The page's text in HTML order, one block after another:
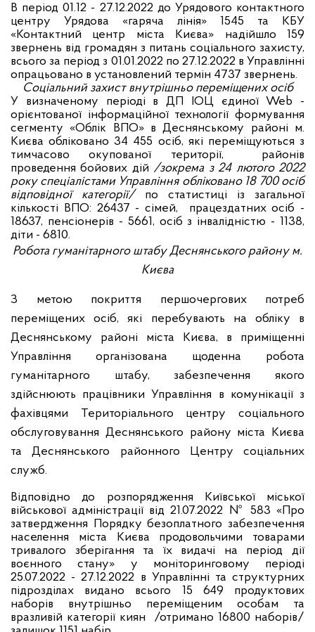
В період 01.12 - 27.12.2022 до Урядового контактного
центру Урядова «гаряча лінія» 1545 та КБУ
«Контактний центр міста Києва» надійшло 159
звернень від громадян з питань соціального захисту,
всього за період з 01.01.2022 по 27.12.2022 в Управлінні
опрацьовано в установлений термін 4737 звернень.
Соціальний захист внутрішньо переміщених осіб
У визначеному періоді в ДП ІОЦ єдиноїWeb -
орієнтованої інформаційної технології формування
сегменту «Облік ВПО» в Деснянському районі м.
Києва обліковано 34 455 осіб, які переміщуються з
тимчасово окупованої території, районів
проведення бойових дій /зокрема з 24 лютого 2022
року спеціалістами Управління обліковано 18 700 осіб
відповідної категорії/ по статистиці із загальної
кількості ВПО: 26437 - сімей, працездатних осіб -
18637, пенсіонерів - 5661, осіб з інвалідністю - 1138,
діти - 6810.
Робота гуманітарного штабу Деснянського району м.
Києва
З метою покриття першочергових потреб
переміщених осіб, які перебувають на обліку в
Деснянському районі міста Києва, в приміщенні
Управління організована щоденна робота
гуманітарного штабу, забезпечення якого
здійснюють працівники Управління в комунікації з
фахівцями Територіального центру соціального
обслуговування Деснянського району міста Києва
та Деснянського районного Центру соціальних
служб.
Відповідно до розпорядження Київської міської
військової адміністрації від 21.07.2022 № 583 «Про
затвердження Порядку безоплатного забезпечення
населення міста Києва продовольчими товарами
тривалого зберігання та їх видачі на період дії
воєнного стану» у моніторинговому періоді
25.07.2022 - 27.12.2022 в Управлінні та структурних
підрозділах видано всього 15 649 продуктових
наборів внутрішньо переміщеним особам та
вразливій категорії киян /отримано 16800 наборів/